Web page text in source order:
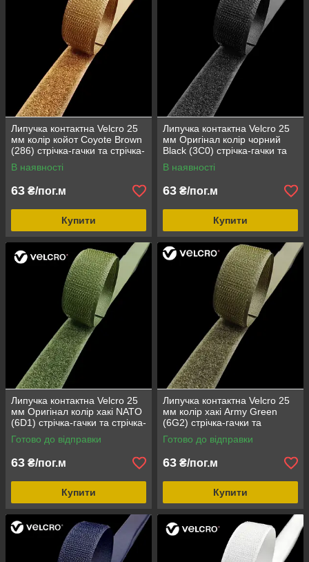
Липучка контактна Velcro 25
мм колір койот Coyote Brown
(286) стрічка-гачки та стрічка-
петлі комплект loop/hook
В наявності
63 ₴/пог.м
Купити
Липучка контактна Velcro 25
мм Оригінал колір чорний
Black (3C0) стрічка-гачки та
стрічка-петлі комплект
loop/hook
В наявності
63 ₴/пог.м
Купити
Липучка контактна Velcro 25
мм Оригінал колір хакі NATO
(6D1) стрічка-гачки та стрічка-
петлі комплект loop/hook
Готово до відправки
63 ₴/пог.м
Купити
Липучка контактна Velcro 25
мм колір хакі Army Green
(6G2) стрічка-гачки та
стрічка-петлі комплект
loop/hook
Готово до відправки
63 ₴/пог.м
Купити